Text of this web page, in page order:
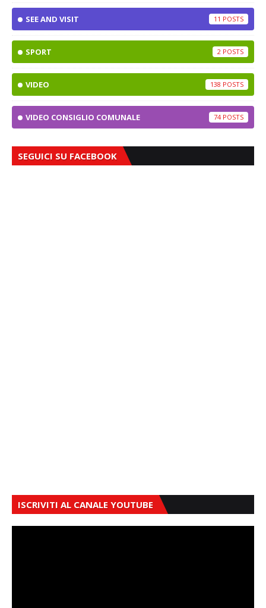
SEE AND VISIT 11
SPORT 2
VIDEO 138
VIDEO CONSIGLIO COMUNALE 74
SEGUICI SU FACEBOOK
ISCRIVITI AL CANALE YOUTUBE